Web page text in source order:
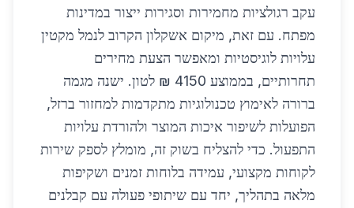
עקב רגולציות מחמירות וסגירות ייצור במדינות
מפתח. עם זאת, מיקום אשקלון הקרוב לנמל מקטין
עלויות לוגיסטיות ומאפשר הצעת מחירים
תחרותיים, בממוצע 4150 ₪ לטון. ישנה מגמה
ברורה לאימוץ טכנולוגיות מתקדמות למחזור ברזל,
הפועלות לשיפור איכות המוצר ולהורדת עלויות
התפעול. כדי להצליח בשוק זה, מומלץ לספק שירות
לקוחות מקצועי, עמידה בלוחות זמנים ושקיפות
מלאה בתהליך, יחד עם שיתופי פעולה עם קבלנים